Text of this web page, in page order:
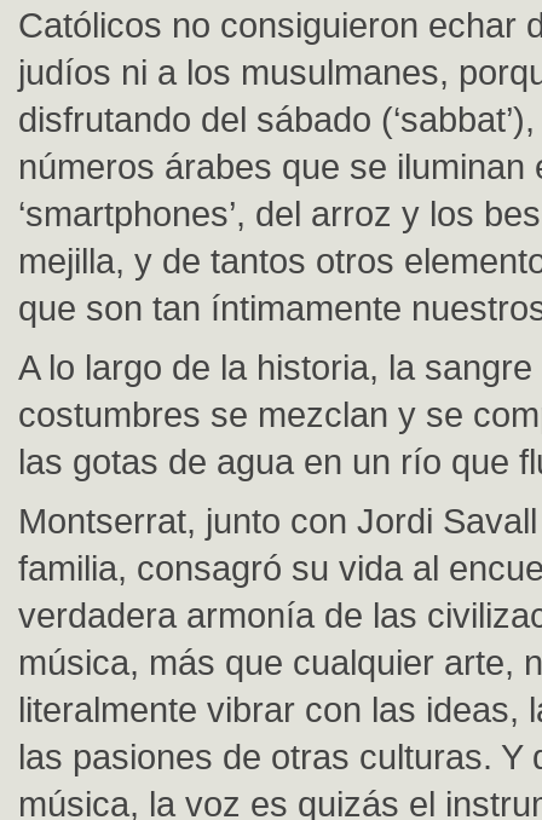
Católicos no consiguieron echar
judíos ni a los musulmanes,
disfrutando del sábado
números árabes que se iluminan
‘smartphones’, del arroz y los
mejilla, y de tantos otros
que son tan íntimamente
A lo largo de la historia, la
costumbres se mezclan y se
las gotas de agua en un río que
Montserrat, junto con Jordi
familia, consagró su vida al
verdadera armonía de las
música, más que cualquier arte,
literalmente vibrar con las ideas,
las pasiones de otras culturas. Y
música, la voz es quizás el